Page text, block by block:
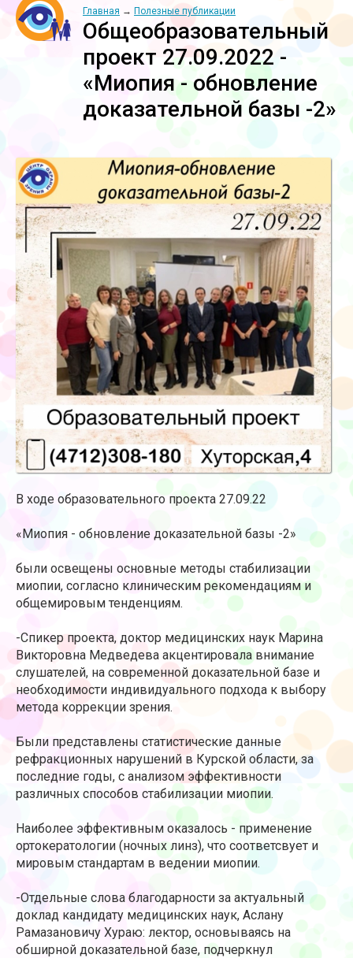
Главная → Полезные публикации
Общеобразовательный
проект 27.09.2022 -
«Миопия - обновление
доказательной базы -2»
В ходе образовательного проекта 27.09.22
«Миопия - обновление доказательной базы -2»
были освещены основные методы стабилизации
миопии, согласно клиническим рекомендациям и
общемировым тенденциям.
-Спикер проекта, доктор медицинских наук Марина
Викторовна Медведева акцентировала внимание
слушателей, на современной доказательной базе и
необходимости индивидуального подхода к выбору
метода коррекции зрения.
Были представлены статистические данные
рефракционных нарушений в Курской области, за
последние годы, с анализом эффективности
различных способов стабилизации миопии.
Наиболее эффективным оказалось - применение
ортокератологии (ночных линз), что соответсвует и
мировым стандартам в ведении миопии.
-Отдельные слова благодарности за актуальный
доклад кандидату медицинских наук, Аслану
Рамазановичу Хураю: лектор, основываясь на
обширной доказательной базе, подчеркнул